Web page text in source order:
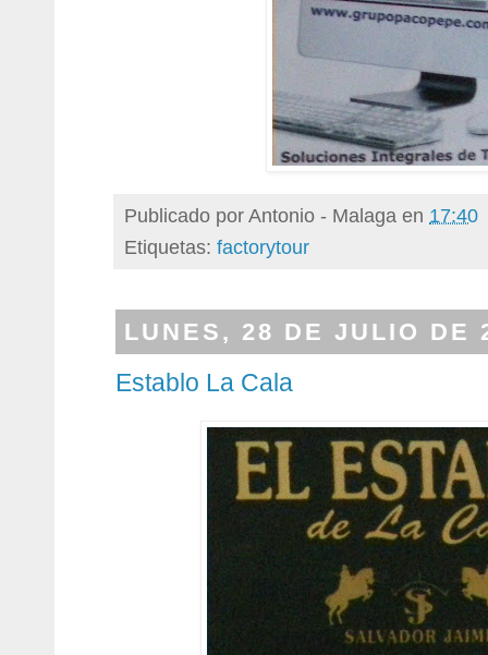
Publicado porAntonio - Malaga en 17:40
Etiquetas: factorytour
LUNES, 28 DE JULIO DE
Establo La Cala